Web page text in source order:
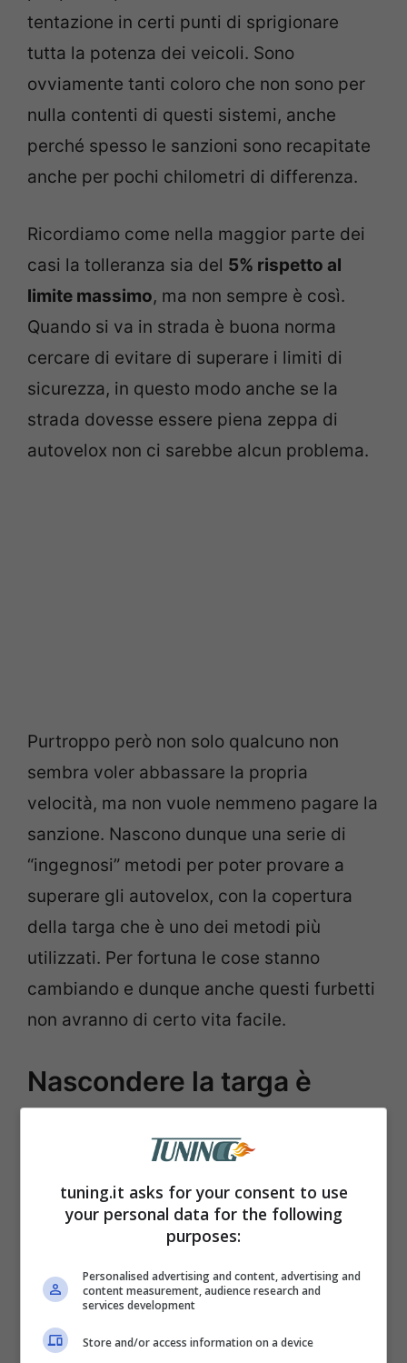
tentazione in certi punti di sprigionare
tutta la potenza dei veicoli. Sono
ovviamente tanti coloro che non sono per
nulla contenti di questi sistemi, anche
perché spesso le sanzioni sono recapitate
anche per pochi chilometri di differenza.
Ricordiamo come nella maggior parte dei
casi la tolleranza sia del 5% rispetto al
limite massimo, ma non sempre è così.
Quando si va in strada è buona norma
cercare di evitare di superare i limiti di
sicurezza, in questo modo anche se la
strada dovesse essere piena zeppa di
autovelox non ci sarebbe alcun problema.
Purtroppo però non solo qualcuno non
sembra voler abbassare la propria
velocità, ma non vuole nemmeno pagare la
sanzione. Nascono dunque una serie di
“ingegnosi” metodi per poter provare a
superare gli autovelox, con la copertura
della targa che è uno dei metodi più
utilizzati. Per fortuna le cose stanno
cambiando e dunque anche questi furbetti
non avranno di certo vita facile.
Nascondere la targa è
reato: ecco cosa si rischia
automobilistaè che se la targa è
nascosta, allora anche l’autovelox non
Naturalmente togliere la targa o coprirla
con un nastro sarebbe troppo evidente e di
facile lettura per la Polizia, per questo
tuning.it asks for your consent to use
your personal data for the following
purposes:
Personalised advertising and content, advertising and
content measurement, audience research and
services development
Store and/or access information on a device